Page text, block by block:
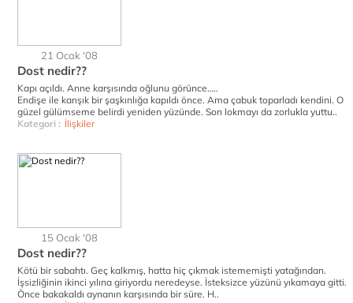
21 Ocak '08
Dost nedir??
Kapı açıldı. Anne karşısında oğlunu görünce…..
Endişe ile karışık bir şaşkınlığa kapıldı önce. Ama çabuk toparladı kendini. O
güzel gülümseme belirdi yeniden yüzünde. Son lokmayı da zorlukla yuttu..
Kategori : İlişkiler
15 Ocak '08
Dost nedir??
Kötü bir sabahtı. Geç kalkmış, hatta hiç çıkmak istememişti yatağından.
İşsizliğinin ikinci yılına giriyordu neredeyse. İsteksizce yüzünü yıkamaya gitti.
Önce bakakaldı aynanın karşısında bir süre. H..